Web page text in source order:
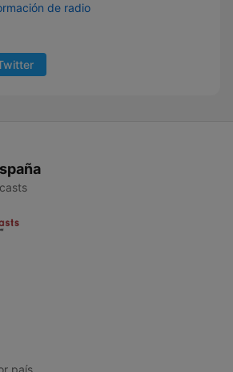
de radio
país